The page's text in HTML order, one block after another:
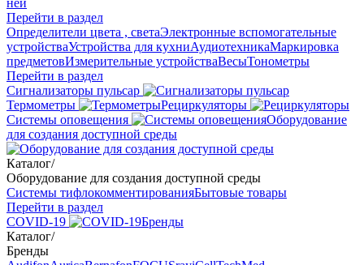
ней
Перейти в раздел
Определители цвета , светаЭлектронные вспомогательные
устройстваУстройства для кухниАудиотехникаМаркировка
предметовИзмерительные устройстваВесыТонометры
Перейти в раздел
Сигнализаторы пульсар
Термометры
Рециркуляторы
Cистемы оповещения
Оборудование
для создания доступной среды
Каталог/
Оборудование для создания доступной среды
Системы тифлокомментированияБытовые товары
Перейти в раздел
COVID-19
Бренды
Каталог/
Бренды